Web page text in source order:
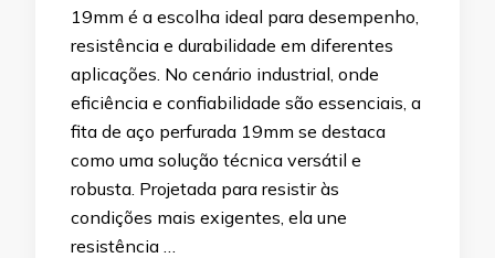
19mm é a escolha ideal para desempenho,
resistência e durabilidade em diferentes
aplicações. No cenário industrial, onde
eficiência e confiabilidade são essenciais, a
fita de aço perfurada 19mm se destaca
como uma solução técnica versátil e
robusta. Projetada para resistir às
condições mais exigentes, ela une
resistência …